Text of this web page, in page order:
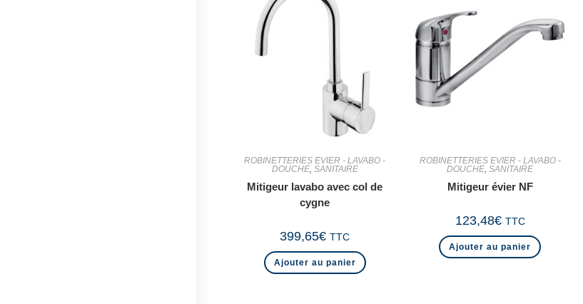
ROBINETTERIES EVIER - LAVABO -
DOUCHE, SANITAIRE
Mitigeur lavabo avec col de
cygne
399,65€ TTC
Ajouter au panier
ROBINETTERIES EVIER - LAVABO -
DOUCHE,SANITAIRE
Mitigeur évier NF
123,48€ TTC
Ajouter au panier